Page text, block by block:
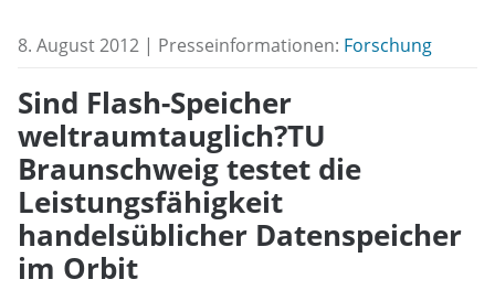
8. August 2012 | Presseinformationen: Forschung
Sind Flash-Speicher
weltraumtauglich?TU
Braunschweig testet die
Leistungsfähigkeit
handelsüblicher Datenspeicher
im Orbit